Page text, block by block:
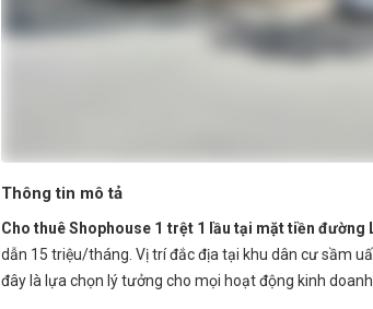
Thông tin mô tả
Cho thuê Shophouse 1 trệt 1 lầu tại mặt tiền đường
dẫn 15 triệu/tháng. Vị trí đắc địa tại khu dân cư sầm
đây là lựa chọn lý tưởng cho mọi hoạt động kinh doanh